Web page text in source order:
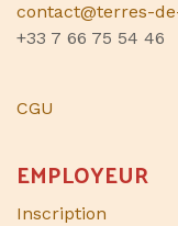
contact@terres-
+33 7 66 75 54 46
CGU
EMPLOYEUR
Inscription